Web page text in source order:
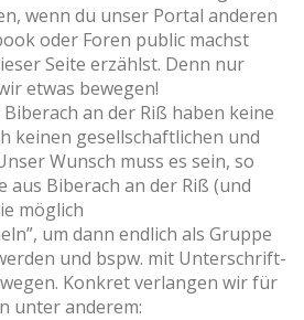
wenn du unser Portal anderen
oder Foren public machst
Seite erzählst. Denn nur
etwas bewegen!
an der Riß haben keine
keinen gesellschaftlichen und
Wunsch muss es sein, so
aus Biberach an der Riß (und
möglich
um dann endlich als Gruppe
und bspw. mit Unterschrift-
Konkret verlangen wir für
unter anderem: